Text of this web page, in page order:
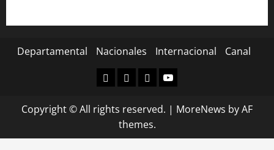
Departamental Nacionales Internacional Canal
Departamental
Nacionales
Internacional
Canal
Copyright © All rights reserved. | MoreNews by AF
themes.